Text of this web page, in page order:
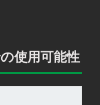
使用可能性